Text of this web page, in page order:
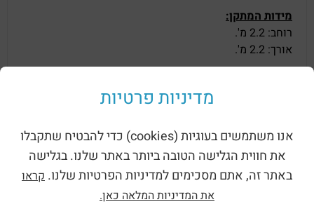
מידות המתקן:
רוחב: 2.2 מ'.
אורך: 2.2 מ'.
*קפיץ קשיח וגמיש עם תנועה לכל הצדדים.
*ניתן להתקין בפארקים ציבוריים, לגני שעשועים ועוד.
מדיניות פרטיות
אנו משתמשים בעוגיות (cookies) כדי להבטיח שתקבלו
את חווית הגלישה הטובה ביותר באתר שלנו. בגלישה
באתר זה, אתם מסכימים למדיניות הפרטיות שלנו. קראו
את המדיניות המלאה כאן.